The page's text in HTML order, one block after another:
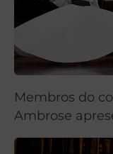
Membros do
Ambrose